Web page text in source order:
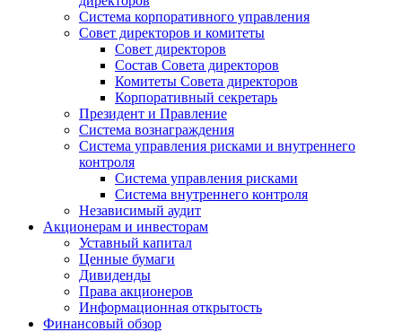
Система корпоративного управления
Совет директоров и комитеты
Совет директоров
Состав Совета директоров
Комитеты Совета директоров
Корпоративный секретарь
Президент и Правление
Система вознаграждения
Система управления рисками и внутреннего
контроля
Система управления рисками
Система внутреннего контроля
Независимый аудит
Акционерам и инвесторам
Уставный капитал
Ценные бумаги
Дивиденды
Права акционеров
Информационная открытость
Финансовый обзор